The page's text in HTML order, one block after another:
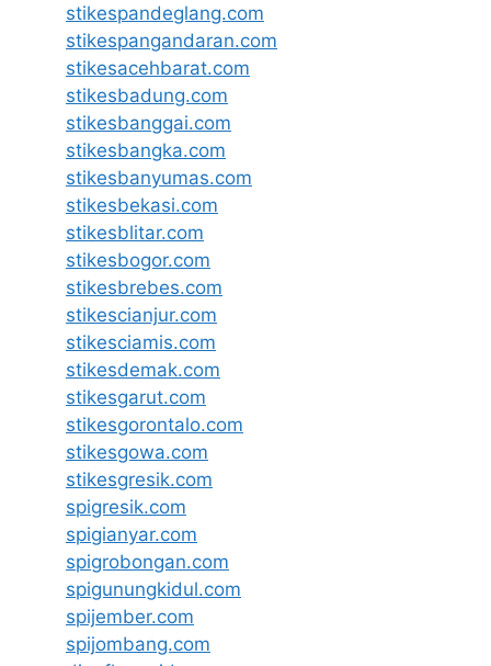
stikespandeglang.com
stikespangandaran.com
stikesacehbarat.com
stikesbadung.com
stikesbanggai.com
stikesbangka.com
stikesbanyumas.com
stikesbekasi.com
stikesblitar.com
stikesbogor.com
stikesbrebes.com
stikescianjur.com
stikesciamis.com
stikesdemak.com
stikesgarut.com
stikesgorontalo.com
stikesgowa.com
stikesgresik.com
spigresik.com
spigianyar.com
spigrobongan.com
spigunungkidul.com
spijember.com
spijombang.com